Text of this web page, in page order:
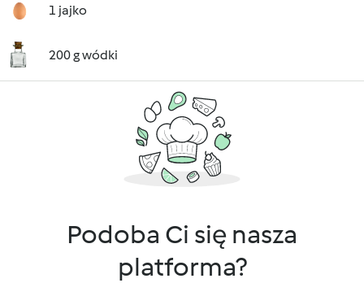
1 jajko
200 g wódki
Podoba Ci się nasza
platforma?